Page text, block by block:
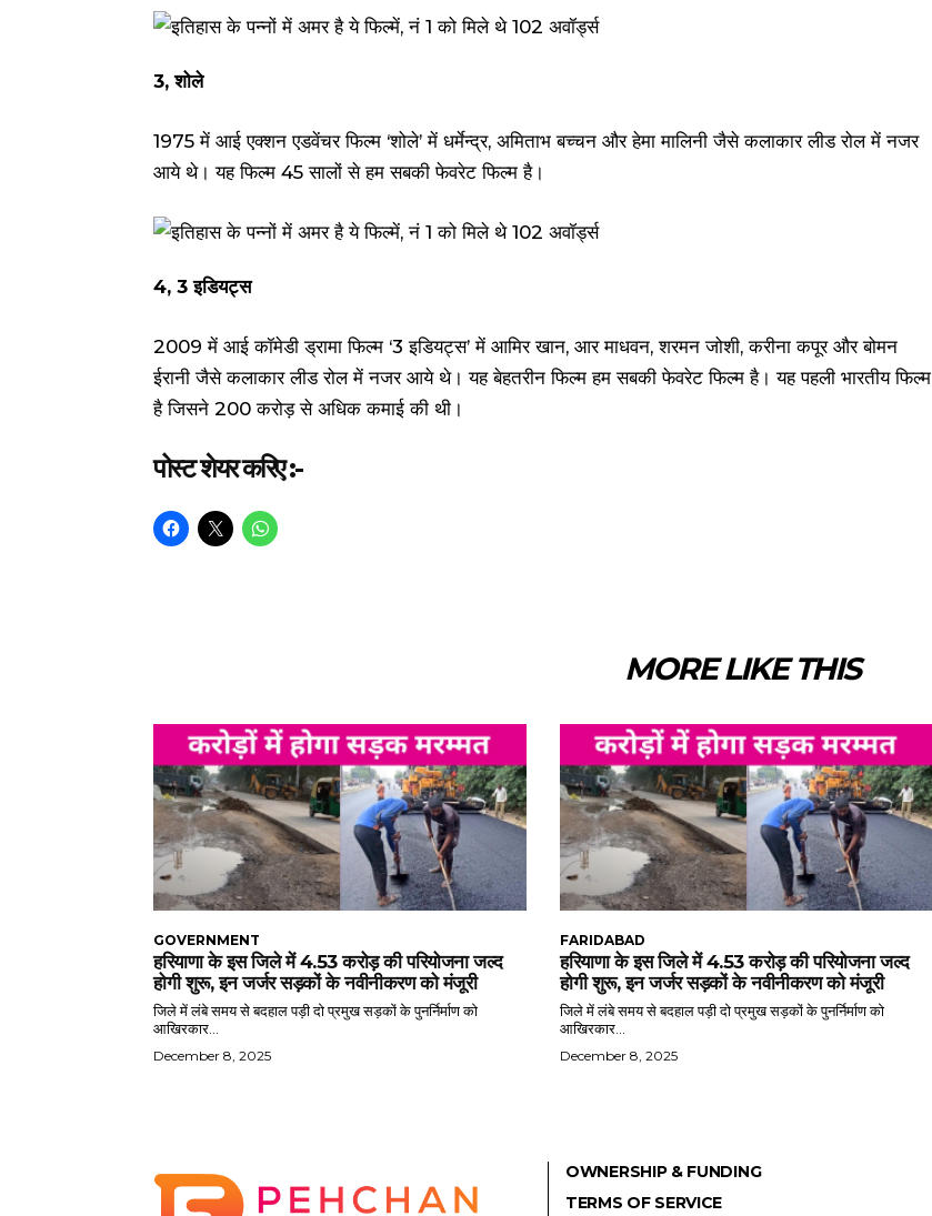
3, शोले
1975 में आई एक्शन एडवेंचर फिल्म ‘शोले’ में धर्मेन्द्र, अमिताभ बच्चन और हेमा मालिनी जैसे कलाकार लीड रोल में नजर
आये थे। यह फिल्म 45 सालों से हम सबकी फेवरेट फिल्म है।
4, 3 इडियट्स
2009 में आई कॉमेडी ड्रामा फिल्म ‘3 इडियट्स’ में आमिर खान, आर माधवन, शरमन जोशी, करीना कपूर और बोमन
ईरानी जैसे कलाकार लीड रोल में नजर आये थे। यह बेहतरीन फिल्म हम सबकी फेवरेट फिल्म है। यह पहली भारतीय फिल्म
है जिसने 200 करोड़ से अधिक कमाई की थी।
पोस्ट शेयर करिए :-
MORE LIKE THIS
GOVERNMENT
हरियाणा के इस जिले में 4.53 करोड़ की परियोजना जल्द
होगी शुरू, इन जर्जर सड़कों के नवीनीकरण को मंजूरी
जिले में लंबे समय से बदहाल पड़ी दो प्रमुख सड़कों के पुनर्निर्माण को
आखिरकार...
December 8, 2025
FARIDABAD
हरियाणा के इस जिले में 4.53 करोड़ की परियोजना जल्द
होगी शुरू, इन जर्जर सड़कों के नवीनीकरण को मंजूरी
जिले में लंबे समय से बदहाल पड़ी दो प्रमुख सड़कों के पुनर्निर्माण को
आखिरकार...
December 8, 2025
OWNERSHIP & FUNDING
TERMS OF SERVICE